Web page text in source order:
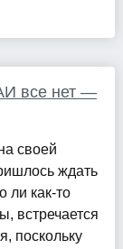
все нет —
своей
ждать
ли как-то
встречается
поскольку